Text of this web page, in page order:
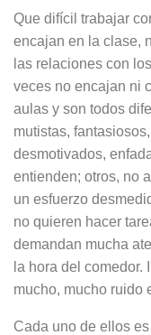
Que difícil trabajar
encajan en la clase,
las relaciones con
veces no encajan ni
aulas y son todos
mutistas,
desmotivados,
entienden; otros, no
un esfuerzo
no quieren hacer
demandan mucha
la hora del
mucho, mucho ruido
Cada uno de ellos